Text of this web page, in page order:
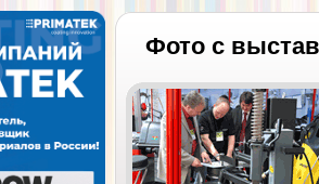
Фото с